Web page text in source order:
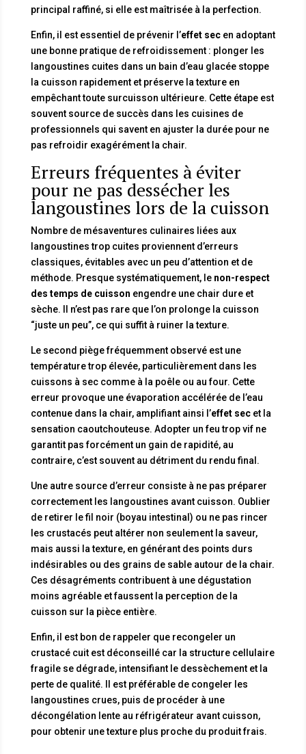
principal raffiné, si elle est maîtrisée à la perfection.
Enfin, il est essentiel de prévenir l’effet secen adoptant
une bonne pratique de refroidissement : plonger les
langoustines cuites dans un bain d’eau glacée stoppe
la cuisson rapidement et préserve la texture en
empêchant toute surcuisson ultérieure. Cette étape est
souvent source de succès dans les cuisines de
professionnels qui savent en ajuster la durée pour ne
pas refroidir exagérément la chair.
Erreurs fréquentes à éviter
pour ne pas dessécher les
langoustines lors de la cuisson
Nombre de mésaventures culinaires liées aux
langoustines trop cuites proviennent d’erreurs
classiques, évitables avec un peu d’attention et de
méthode. Presque systématiquement, le non-respect
des temps de cuisson engendre une chair dure et
sèche. Il n’est pas rare que l’on prolonge la cuisson
“juste un peu”, ce qui suffit à ruiner la texture.
Le second piège fréquemment observé est une
température trop élevée, particulièrement dans les
cuissons à sec comme à la poêle ou au four. Cette
erreur provoque une évaporation accélérée de l’eau
contenue dans la chair, amplifiant ainsi l’effet secet la
sensation caoutchouteuse. Adopter un feu trop vif ne
garantit pas forcément un gain de rapidité, au
contraire, c’est souvent au détriment du rendu final.
Une autre source d’erreur consiste à ne pas préparer
correctement les langoustines avant cuisson. Oublier
de retirer le fil noir (boyau intestinal) ou ne pas rincer
les crustacés peut altérer non seulement la saveur,
mais aussi la texture, en générant des points durs
indésirables ou des grains de sable autour de la chair.
Ces désagréments contribuent à une dégustation
moins agréable et faussent la perception de la
cuisson sur la pièce entière.
Enfin, il est bon de rappeler que recongeler un
crustacé cuit est déconseillé car la structure cellulaire
fragile se dégrade, intensifiant le dessèchement et la
perte de qualité. Il est préférable de congeler les
langoustines crues, puis de procéder à une
décongélation lente au réfrigérateur avant cuisson,
pour obtenir une texture plus proche du produit frais.